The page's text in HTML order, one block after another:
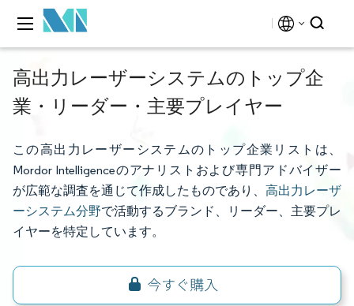
高出力レーザーシステムのトップ企
業・リーダー・主要プレイヤー
この高出力レーザーシステムのトップ企業リストは、
Mordor Intelligenceのアナリストおよび専門アドバイザー
が広範な調査を通じて作成したものであり、 高出力レーザ
ーシステム分野で活動するブランド、リーダー、主要プレ
イヤーを特定しています。